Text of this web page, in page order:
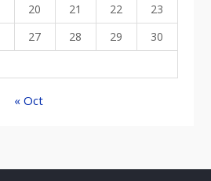
20 21 22
23
27 28 29
30
« Oct